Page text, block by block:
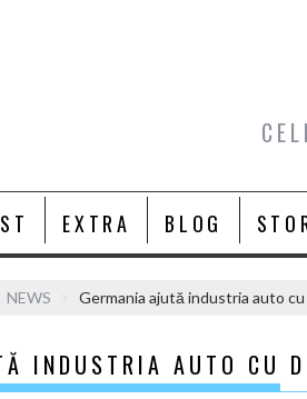
EXTRA BLOG
NEWS Germania ajută industria auto
INDUSTRIA AUTO CU